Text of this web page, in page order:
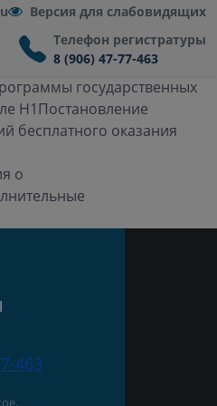
Версия для слабовидящих
Телефон регистратуры
8 (906) 47-77-463
государственных
H1Постановление
бесплатного оказания
о
463